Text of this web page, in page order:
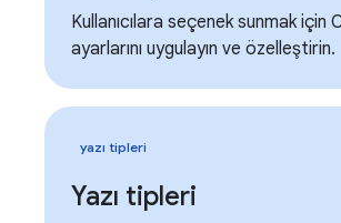
Kullanıcılara seçenek sunmak için
ayarlarını uygulayın ve özelleştirin.
yazı tipleri
Yazı tipleri